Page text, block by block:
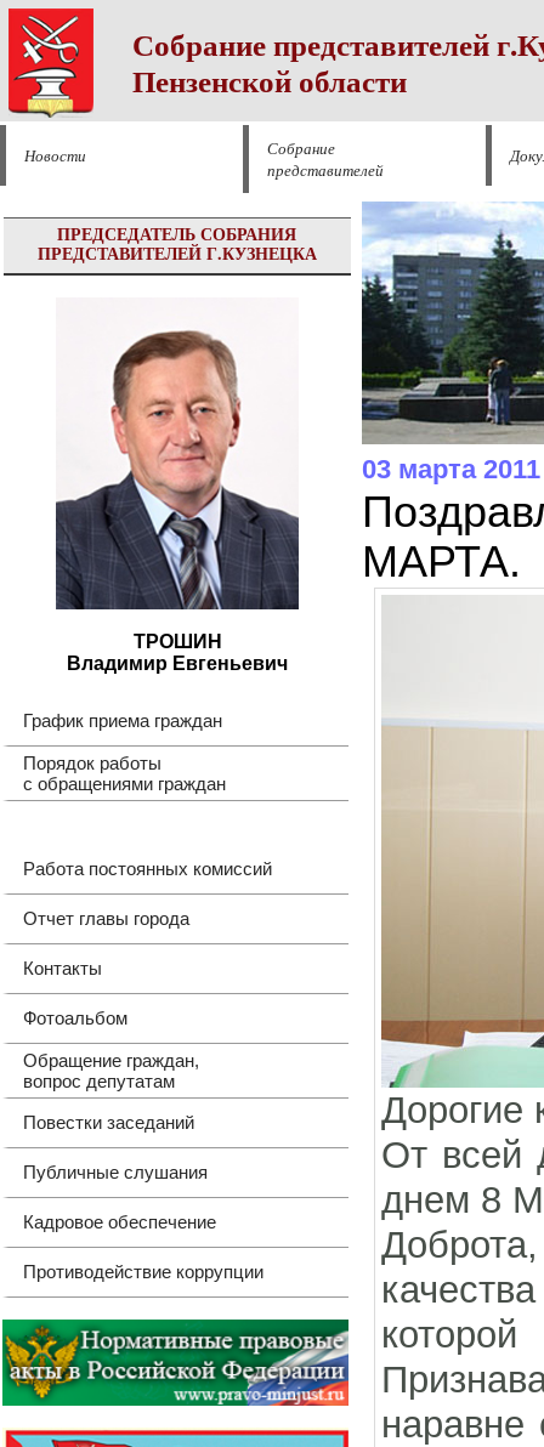
Собрание представителей
Пензенской области
Новости
Собрание
представителей
ПРЕДСЕДАТЕЛЬ СОБРАНИЯ
ПРЕДСТАВИТЕЛЕЙ Г.КУЗНЕЦКА
ТРОШИН
Владимир Евгеньевич
График приема граждан
Порядок работы
с обращениями граждан
Работа постоянных комиссий
Отчет главы города
Контакты
Фотоальбом
Обращение граждан,
вопрос депутатам
Повестки заседаний
Публичные слушания
Кадровое обеспечение
Противодействие коррупции
03 марта 2011
МАРТА.
Дорогие
От всей
днем 8